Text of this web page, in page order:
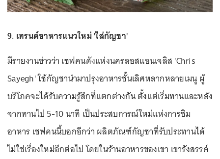
9. เทรนด์อาหารแนวใหม่ 'ใส่กัญชา'
มีรายงานข่าวว่า เชฟคนดังแห่งนครลอสแอนเจลิส 'Chris
Sayegh' ใช้กัญชานำมาปรุงอาหารชั้นเลิศหลากหลายเมนู ผู้
บริโภคจะได้รับความรู้สึกที่แตกต่างกัน ตั้งแต่เริ่มทานและหลัง
จากทานไป 5-10 นาที เป็นประสบการณ์ใหม่แห่งการชิม
อาหาร เชฟคนนี้บอกอีกว่า ผลิตภัณฑ์กัญชาที่รับประทานได้
ไม่ใช่เรื่องใหม่อีกต่อไป โดยในร้านอาหารของเขา เขารังสรรค์